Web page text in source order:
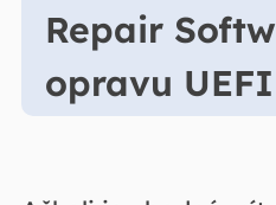
Repair
opravu